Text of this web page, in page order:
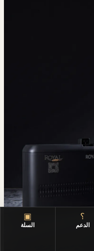
؟
الدعم
▣
السلة